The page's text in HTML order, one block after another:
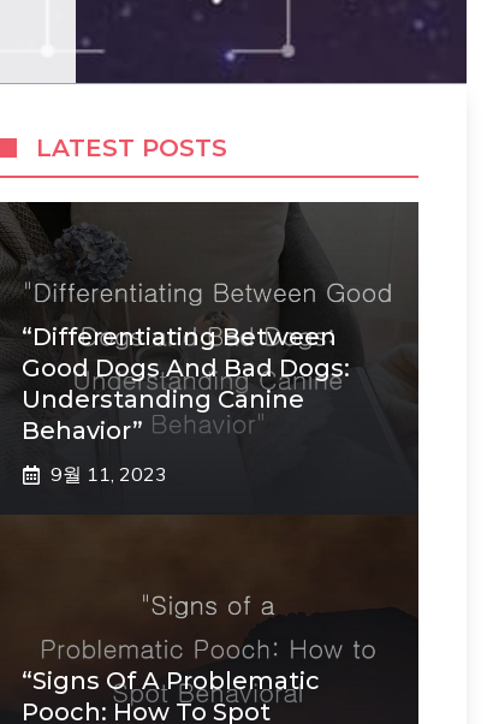
LATEST POSTS
“Differentiating Between
Good Dogs And Bad Dogs:
Understanding Canine
Behavior”
9월 11, 2023
“Signs Of A Problematic
Pooch: How To Spot